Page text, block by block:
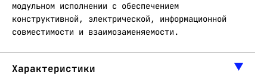
модульном исполнении с обеспечением
конструктивной, электрической, информационной
совместимости и взаимозаменяемости.
Характеристики